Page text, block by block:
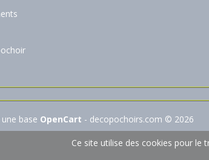
base OpenCart - decopochoirs.com © 2026
Ce site utilise des cookies pour le